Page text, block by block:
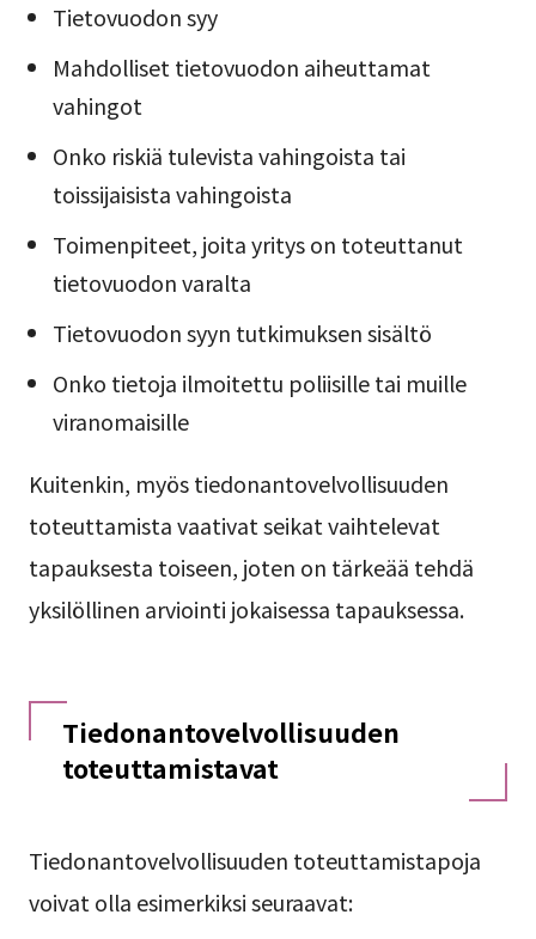
Tietovuodon syy
Mahdolliset tietovuodon aiheuttamat
vahingot
Onko riskiä tulevista vahingoista tai
toissijaisista vahingoista
Toimenpiteet, joita yritys on toteuttanut
tietovuodon varalta
Tietovuodon syyn tutkimuksen sisältö
Onko tietoja ilmoitettu poliisille tai muille
viranomaisille
Kuitenkin, myös tiedonantovelvollisuuden
toteuttamista vaativat seikat vaihtelevat
tapauksesta toiseen, joten on tärkeää tehdä
yksilöllinen arviointi jokaisessa tapauksessa.
Tiedonantovelvollisuuden
toteuttamistavat
Tiedonantovelvollisuuden toteuttamistapoja
voivat olla esimerkiksi seuraavat: